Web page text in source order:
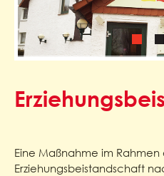
Eine Maßnahme im Rahmen
Erziehungsbeistandschaft